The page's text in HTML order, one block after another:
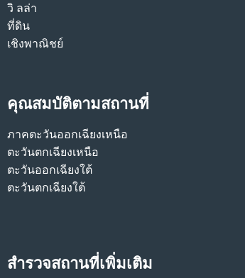
วิ ลล่า
ที่ดิน
เชิงพาณิชย์
คุณสมบัติตามสถานที่
ภาคตะวันออกเฉียงเหนือ
ตะวันตกเฉียงเหนือ
ตะวันออกเฉียงใต้
ตะวันตกเฉียงใต้
สำรวจสถานที่เพิ่มเติม